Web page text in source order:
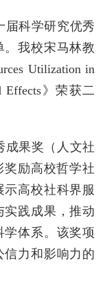
届科学研究优秀
。我校宋马林教
Utilization in
Effects》荣获二
成果奖（人文社
奖励高校哲学社
高校社科界服
践成果，推动
学体系。该奖项
力和影响力的